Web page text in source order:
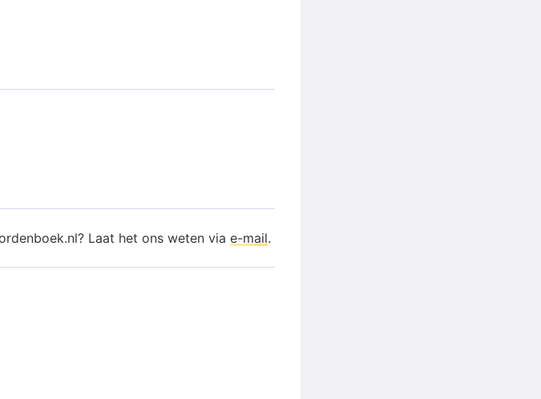
Laat het ons weten via e-mail.